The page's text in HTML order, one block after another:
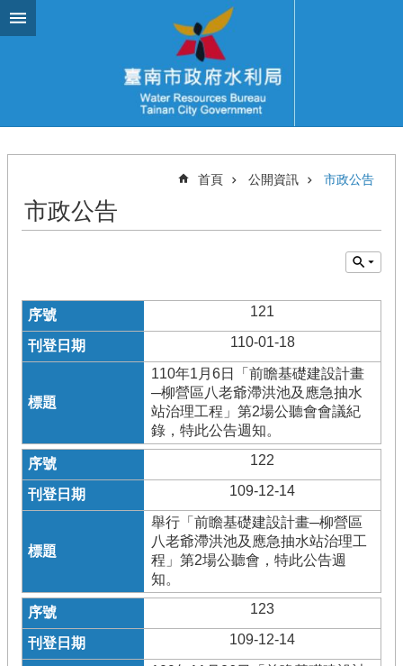
跳到主要內容區塊
首頁 公開資訊 市政公告
市政公告
121
110-01-18
110年1月6日「前瞻基礎建設計畫
─柳營區八老爺滯洪池及應急抽水
站治理工程」第2場公聽會會議紀
錄，特此公告週知。
122
109-12-14
舉行「前瞻基礎建設計畫─柳營區
八老爺滯洪池及應急抽水站治理工
程」第2場公聽會，特此公告週
知。
123
109-12-14